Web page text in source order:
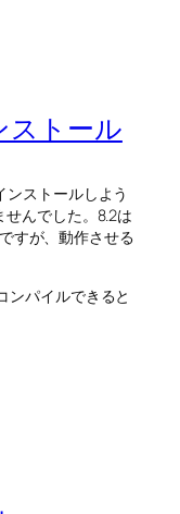
ストール
ストールしよう
んでした。8.2は
すが、動作させる
ンパイルできると